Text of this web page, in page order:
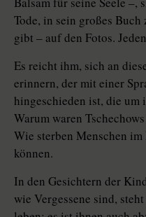
Tode, in sein großes
gibt – auf den Fotos.
Es reicht ihm, sich an
erinnern, der mit einer
hingeschieden ist, die um
Warum waren
Wie sterben Menschen
können.
In den Gesichtern der
wie Vergessene sind,